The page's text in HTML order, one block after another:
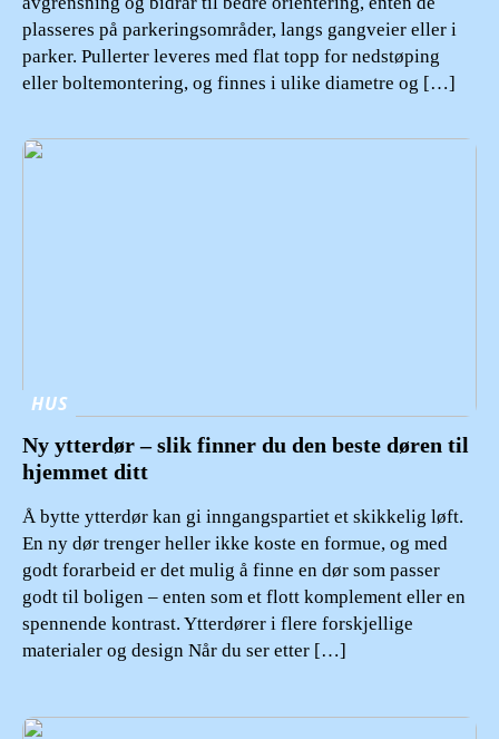
plasseres på parkeringsområder, langs gangveier eller i
parker. Pullerter leveres med flat topp for nedstøping
eller boltemontering, og finnes i ulike diametre og […]
HUS
Ny ytterdør – slik finner du den beste døren til
hjemmet ditt
Å bytte ytterdør kan gi inngangspartiet et skikkelig løft.
En ny dør trenger heller ikke koste en formue, og med
godt forarbeid er det mulig å finne en dør som passer
godt til boligen – enten som et flott komplement eller en
spennende kontrast. Ytterdører i flere forskjellige
materialer og design Når du ser etter […]